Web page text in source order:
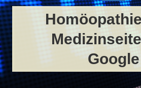
Google